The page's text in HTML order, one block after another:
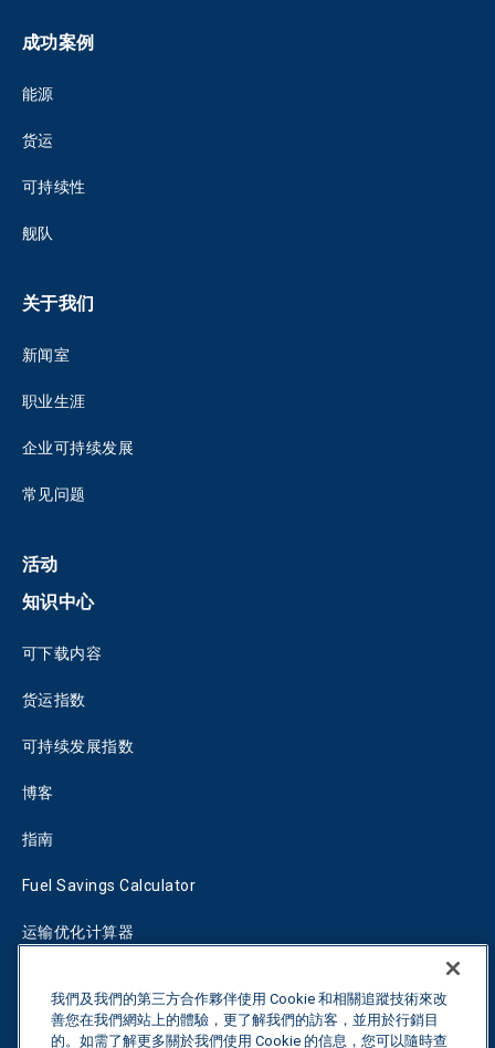
成功案例
能源
货运
可持续性
舰队
关于我们
新闻室
职业生涯
企业可持续发展
常见问题
活动
知识中心
可下载内容
货运指数
可持续发展指数
博客
指南
Fuel Savings Calculator
运输优化计算器
我們及我們的第三方合作夥伴使用 Cookie 和相關追蹤技術來改
善您在我們網站上的體驗，更了解我們的訪客，並用於行銷目
的。如需了解更多關於我們使用 Cookie 的信息，您可以隨時查